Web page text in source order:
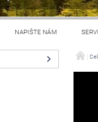
NAPIŠTE NÁM